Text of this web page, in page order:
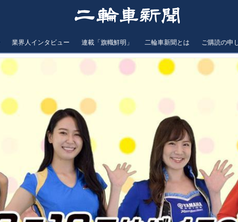
業界人インタビュー 連載「旗幟鮮明」 二輪車新聞とは ご購読の申